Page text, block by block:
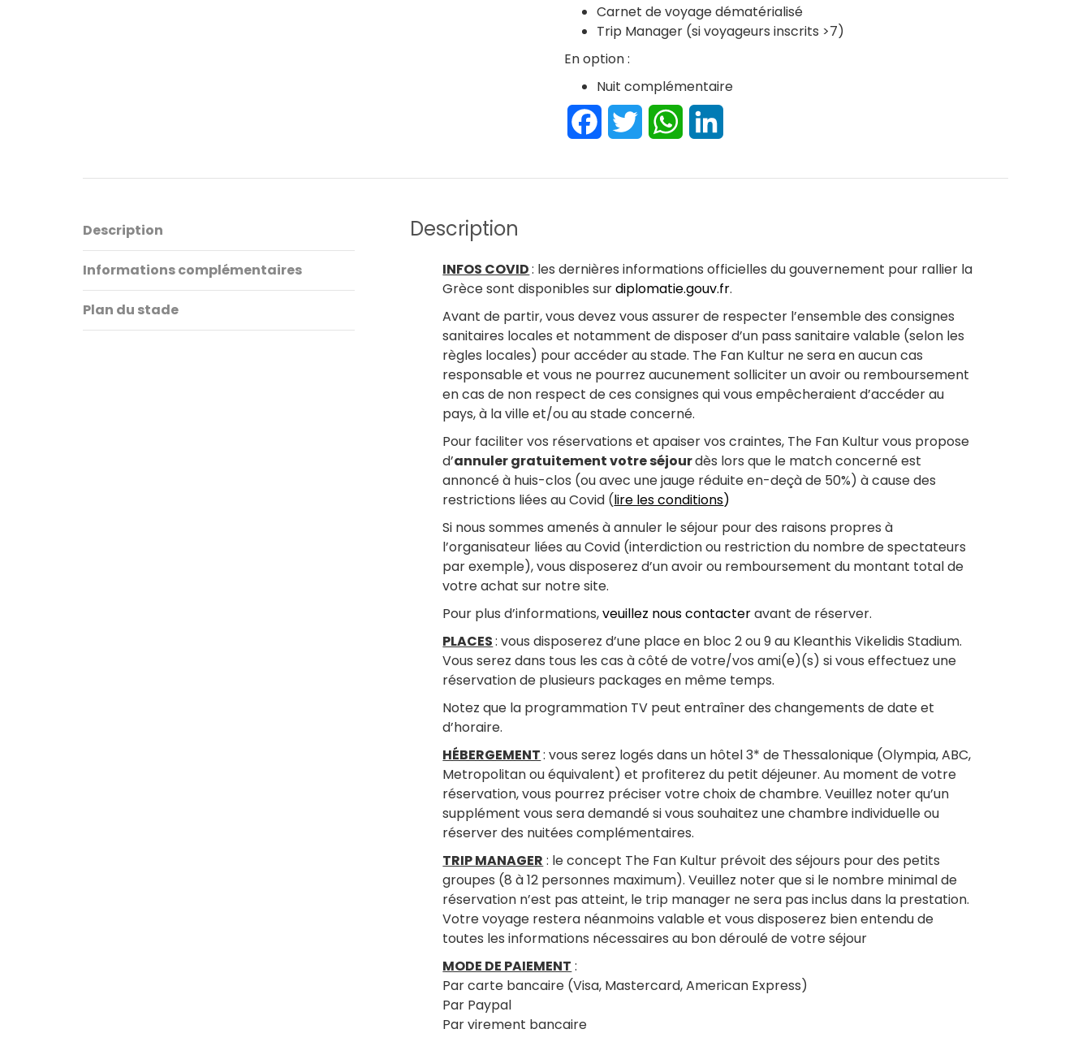
Carnet de voyage dématérialisé
Trip Manager (si voyageurs inscrits >7)
En option :
Nuit complémentaire
FacebookTwitter WhatsApp
Description
Informations complémentaires
Plan du stade
Description
INFOS COVID: les dernières informations officielles du gouvernement pour rallier la
Grèce sont disponibles surdiplomatie.gouv.fr.
Avant de partir, vous devez vous assurer de respecter l’ensemble des consignes
sanitaires locales et notamment de disposer d’un pass sanitaire valable (selon les
règles locales) pour accéder au stade. The Fan Kultur ne sera en aucun cas
responsable et vous ne pourrez aucunement solliciter un avoir ou remboursement
en cas de non respect de ces consignes qui vous empêcheraient d’accéder au
pays, à la ville et/ou au stade concerné.
Pour faciliter vos réservations et apaiser vos craintes, The Fan Kultur vous propose
d’annuler gratuitement votre séjourdès lors que le match concerné est
annoncé à huis-clos (ou avec une jauge réduite en-deçà de 50%) à cause des
restrictions liées au Covid (lire les conditions)
Si nous sommes amenés à annuler le séjour pour des raisons propres à
l’organisateur liées au Covid (interdiction ou restriction du nombre de spectateurs
par exemple), vous disposerez d’un avoir ou remboursement du montant total de
votre achat sur notre site.
Pour plus d’informations,veuillez nous contacteravant de réserver.
PLACES: vous disposerez d’une place en bloc 2 ou 9 au Kleanthis Vikelidis Stadium.
Vous serez dans tous les cas à côté de votre/vos ami(e)(s) si vous effectuez une
réservation de plusieurs packages en même temps.
Notez que la programmation TV peut entraîner des changements de date et
d’horaire.
HÉBERGEMENT: vous serez logés dans un hôtel 3* de Thessalonique (Olympia, ABC,
Metropolitan ou équivalent) et profiterez du petit déjeuner. Au moment de votre
réservation, vous pourrez préciser votre choix de chambre. Veuillez noter qu’un
supplément vous sera demandé si vous souhaitez une chambre individuelle ou
réserver des nuitées complémentaires.
TRIP MANAGER : le concept The Fan Kultur prévoit des séjours pour des petits
groupes (8 à 12 personnes maximum). Veuillez noter que si le nombre minimal de
réservation n’est pas atteint, le trip manager ne sera pas inclus dans la prestation.
Votre voyage restera néanmoins valable et vous disposerez bien entendu de
toutes les informations nécessaires au bon déroulé de votre séjour
MODE DE PAIEMENT :
Par carte bancaire (Visa, Mastercard, American Express)
Par Paypal
Par virement bancaire